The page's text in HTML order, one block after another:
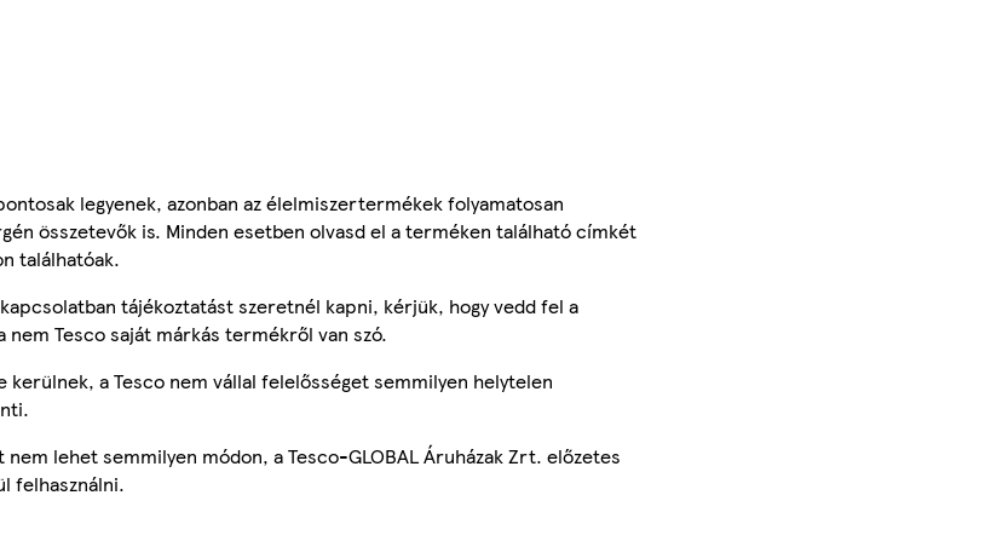
legyenek, azonban az élelmiszertermékek folyamatosan
összetevők is. Minden esetben olvasd el a terméken található címkét
találhatóak.
tájékoztatást szeretnél kapni, kérjük, hogy vedd fel a
Tesco saját márkás termékről van szó.
a Tesco nem vállal felelősséget semmilyen helytelen
lehet semmilyen módon, a Tesco-GLOBAL Áruházak Zrt. előzetes
felhasználni.